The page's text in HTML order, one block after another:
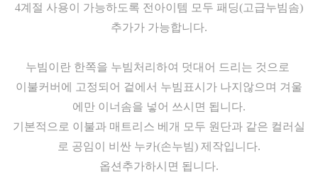
4계절 사용이 가능하도록 전아이템 모두 패딩(고급누빔솜)
추가가 가능합니다.
누빔이란 한쪽을 누빔처리하여 덧대어 드리는 것으로
이불커버에 고정되어 겉에서 누빔표시가 나지않으며 겨울
에만 이너솜을 넣어 쓰시면 됩니다.
기본적으로 이불과 매트리스 베개 모두 원단과 같은 컬러실
로 공임이 비싼 누카(손누빔) 제작입니다.
옵션추가하시면 됩니다.